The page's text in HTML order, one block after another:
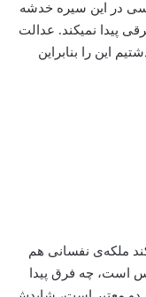
در این سیره خدشه
پیدا نمی­کند. عدالت
این را بنابراین
ملکه‌ی نفسانی هم
چه فرق پیدا